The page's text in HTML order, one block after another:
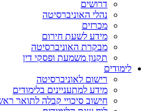
דרושים
נהלי האוניברסיטה
מכרזים
מידע לשעת חירום
מבקרת האוניברסיטה
תקנון משמעת ופסקי דין
לימודים
רישום לאוניברסיטה
מידע למתעניינים בלימודים
חישוב סיכויי קבלה לתואר